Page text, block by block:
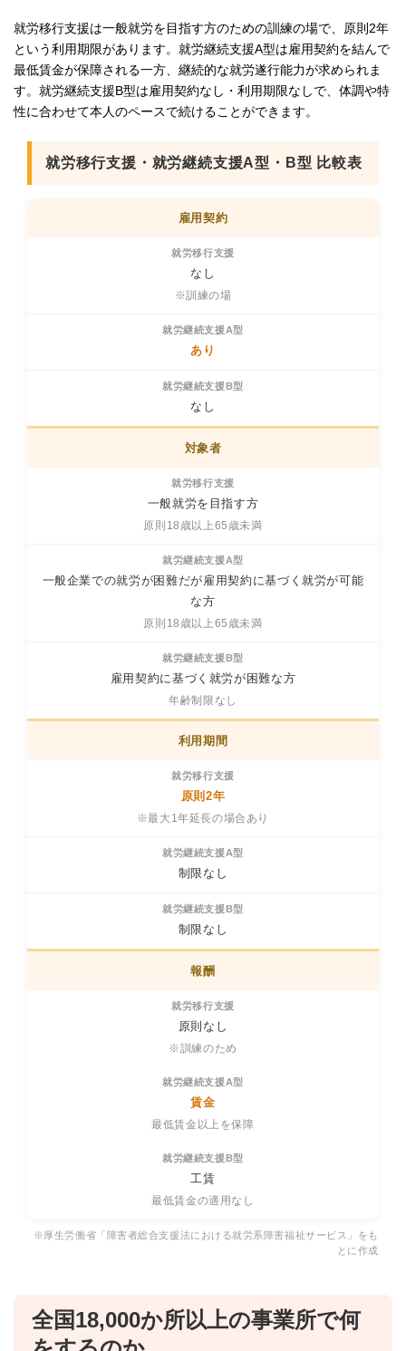
就労移行支援は一般就労を目指す方のための訓練の場で、原則2年
という利用期限があります。就労継続支援A型は雇用契約を結んで
最低賃金が保障される一方、継続的な就労遂行能力が求められま
す。就労継続支援B型は雇用契約なし・利用期限なしで、体調や特
性に合わせて本人のペースで続けることができます。
就労移行支援・就労継続支援A型・B型 比較表
雇用契約
なし
※訓練の場
あり
なし
対象者
一般就労を目指す方
原則18歳以上65歳未満
一般企業での就労が困難だが雇用契約に基づく就労が可能
な方
原則18歳以上65歳未満
雇用契約に基づく就労が困難な方
年齢制限なし
利用期間
原則2年
※最大1年延長の場合あり
制限なし
制限なし
報酬
原則なし
※訓練のため
賃金
最低賃金以上を保障
工賃
最低賃金の適用なし
※厚生労働省「障害者総合支援法における就労系障害福祉サービス」をも
とに作成
全国18,000か所以上の事業所で何